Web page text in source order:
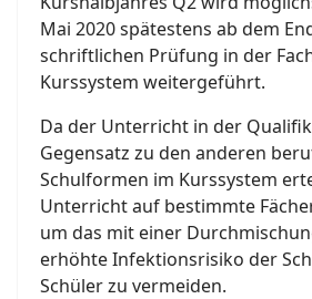
Mai 2020 spätestens ab dem
schriftlichen Prüfung in der
Kurssystem weitergeführt.
Da der Unterricht in der
Gegensatz zu den anderen
Schulformen im Kurssystem
Unterricht auf bestimmte
um das mit einer
erhöhte Infektionsrisiko der
Schüler zu vermeiden.